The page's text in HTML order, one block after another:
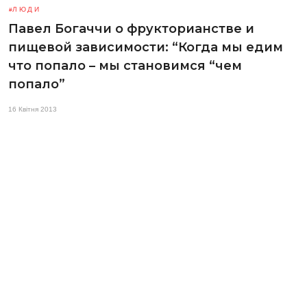
ЛЮДИ
Павел Богаччи о фрукторианстве и
пищевой зависимости: “Когда мы едим
что попало – мы становимся “чем
попало”
16 Квітня 2013